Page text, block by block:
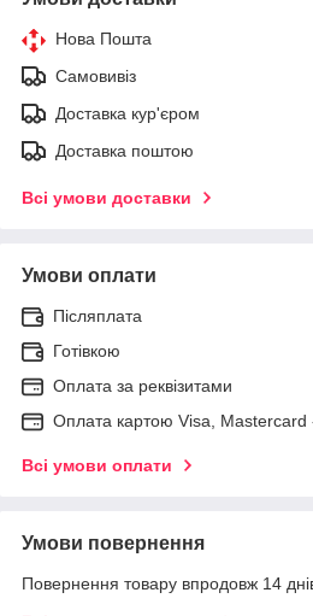
Нова Пошта
Самовивіз
Доставка кур'єром
Доставка поштою
Всі умови доставки
Умови оплати
Післяплата
Готівкою
Оплата за реквізитами
Оплата картою Visa, Mastercard
Всі умови оплати
Умови повернення
Повернення товару впродовж 14